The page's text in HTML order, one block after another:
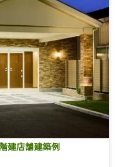
建店舗建築例